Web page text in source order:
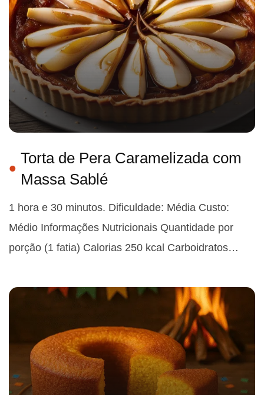
Torta de Pera Caramelizada com
Massa Sablé
1 hora e 30 minutos. Dificuldade: Média Custo:
Médio Informações Nutricionais Quantidade por
porção (1 fatia) Calorias 250 kcal Carboidratos…